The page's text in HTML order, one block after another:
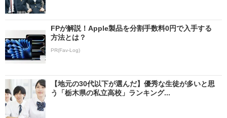
FPが解説！Apple製品を分割手数料0円で入手する
方法とは？
PR(Fav-Log)
【地元の30代以下が選んだ】優秀な生徒が多いと思
う「栃木県の私立高校」ランキング...